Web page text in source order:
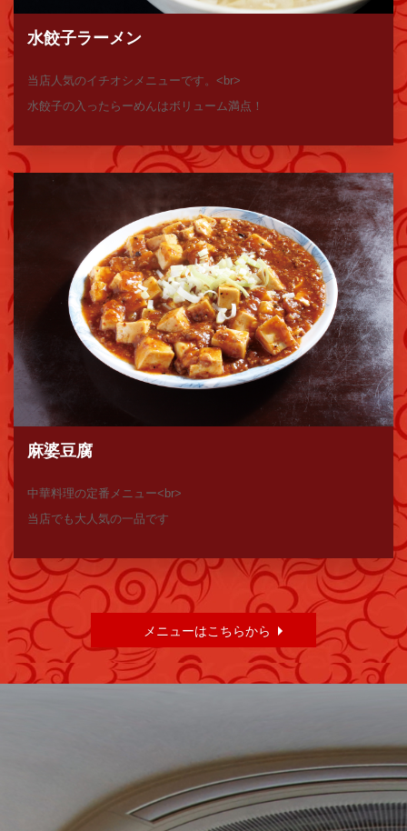
水餃子ラーメン
当店人気のイチオシメニューです。<br>
水餃子の入ったらーめんはボリューム満点！
麻婆豆腐
中華料理の定番メニュー<br>
当店でも大人気の一品です
メニューはこちらから